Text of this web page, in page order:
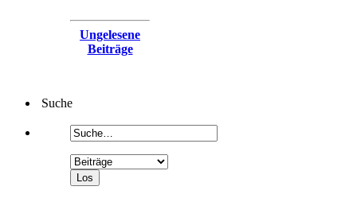
Ungelesene
Beiträge
Suche